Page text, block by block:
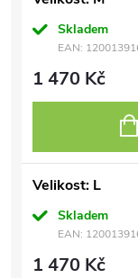
Skladem
EAN:
1 470 Kč
Velikost: L
Skladem
EAN:
1 470 Kč